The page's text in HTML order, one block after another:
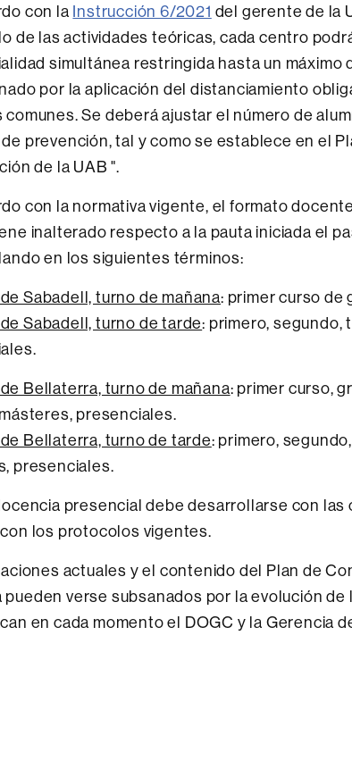
con la Instrucción 6/2021 del gerente de la
de las actividades teóricas, cada centro
simultánea restringida hasta un máximo
por la aplicación del distanciamiento
comunes. Se deberá ajustar el número de
prevención, tal y como se establece en el
de la UAB ".
con la normativa vigente, el formato
inalterado respecto a la pauta iniciada el
en los siguientes términos:
Sabadell, turno de mañana: primer curso de
Sabadell, turno de tarde: primero, segundo,
Bellaterra, turno de mañana: primer curso,
presenciales.
Bellaterra, turno de tarde: primero,
presenciales.
presencial debe desarrollarse con
los protocolos vigentes.
actuales y el contenido del Plan de
pueden verse subsanados por la evolución
en cada momento el DOGC y la Gerencia